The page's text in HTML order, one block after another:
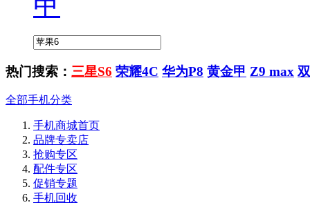
热门搜索： 三星S6 荣耀4C 华为P8 黄金甲 Z9 max
全部手机分类
手机商城首页
品牌专卖店
抢购专区
配件专区
促销专题
手机回收